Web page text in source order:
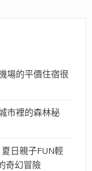
場的平價住宿很
市裡的森林秘
日親子FUN輕
奇幻冒險